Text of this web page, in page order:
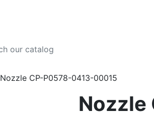
Nozzle CP-P0578-0413-00015
Nozzle